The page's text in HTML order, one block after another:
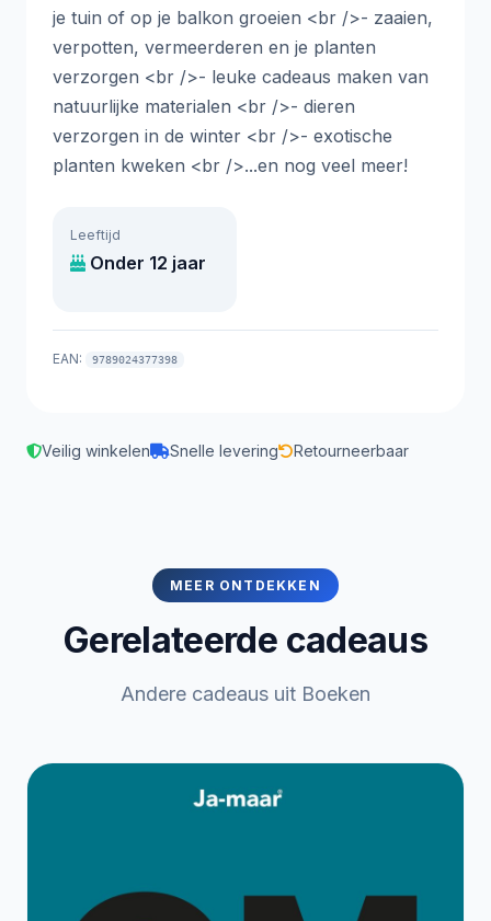
je tuin of op je balkon groeien <br />- zaaien,
verpotten, vermeerderen en je planten
verzorgen <br />- leuke cadeaus maken van
natuurlijke materialen <br />- dieren
verzorgen in de winter <br />- exotische
planten kweken <br />...en nog veel meer!
Leeftijd
Onder 12 jaar
EAN: 9789024377398
Veilig winkelen Snelle levering Retourneerbaar
MEER ONTDEKKEN
Gerelateerde cadeaus
Andere cadeaus uit Boeken